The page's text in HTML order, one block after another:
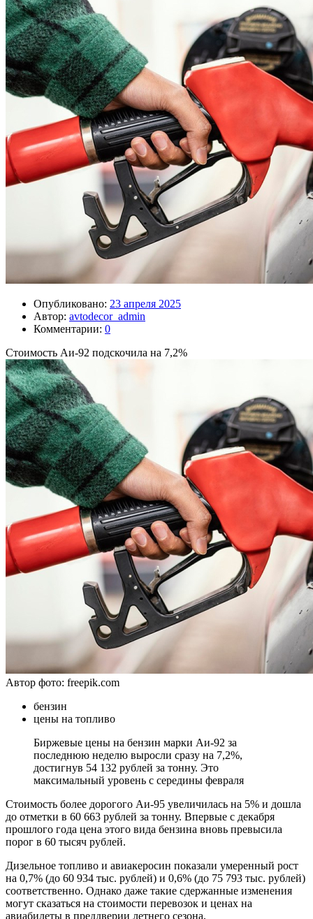
Опубликовано: 23 апреля 2025
Автор: avtodecor_admin
Комментарии: 0
Стоимость Аи-92 подскочила на 7,2%
Автор фото: freepik.com
бензин
цены на топливо
Биржевые цены на бензин марки Аи-92 за
последнюю неделю выросли сразу на 7,2%,
достигнув 54 132 рублей за тонну. Это
максимальный уровень с середины февраля
Стоимость более дорогого Аи-95 увеличилась на 5% и дошла
до отметки в 60 663 рублей за тонну. Впервые с декабря
прошлого года цена этого вида бензина вновь превысила
порог в 60 тысяч рублей.
Дизельное топливо и авиакеросин показали умеренный рост
на 0,7% (до 60 934 тыс. рублей) и 0,6% (до 75 793 тыс. рублей)
соответственно. Однако даже такие сдержанные изменения
могут сказаться на стоимости перевозок и ценах на
авиабилеты в преддверии летнего сезона.